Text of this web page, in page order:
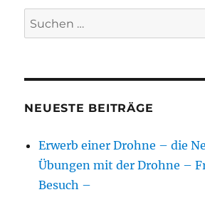
Suchen
nach:
NEUESTE BEITRÄGE
Erwerb einer Drohne – die
Übungen mit der Drohne –
Besuch –